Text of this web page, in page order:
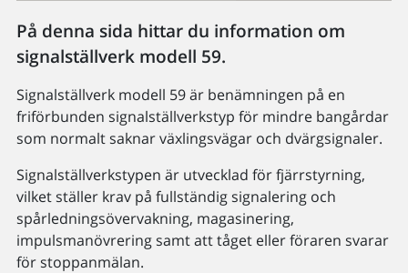
På denna sida hittar du information om
signalställverk modell 59.
Signalställverk modell 59 är benämningen på en
friförbunden signalställverkstyp för mindre bangårdar
som normalt saknar växlingsvägar och dvärgsignaler.
Signalställverkstypen är utvecklad för fjärrstyrning,
vilket ställer krav på fullständig signalering och
spårledningsövervakning, magasinering,
impulsmanövrering samt att tåget eller föraren svarar
för stoppanmälan.